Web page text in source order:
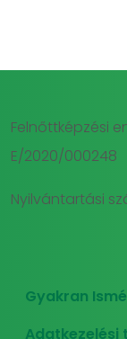
Felnőttképzési
E/2020/000248
Nyilvántartási
Gyakran